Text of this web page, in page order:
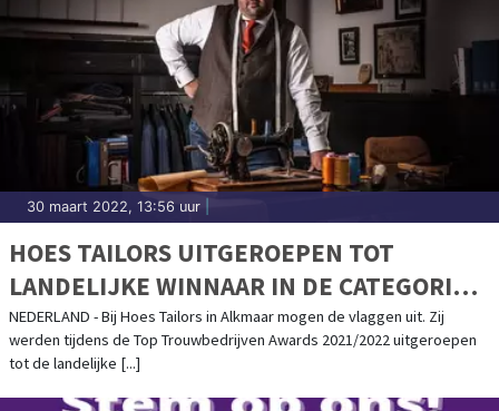
30 maart 2022, 13:56 uur
HOES TAILORS UITGEROEPEN TOT
LANDELIJKE WINNAAR IN DE CATEGORIE
TROUWPAKKEN!
NEDERLAND - Bij Hoes Tailors in Alkmaar mogen de vlaggen uit. Zij
werden tijdens de Top Trouwbedrijven Awards 2021/2022 uitgeroepen
tot de landelijke [...]